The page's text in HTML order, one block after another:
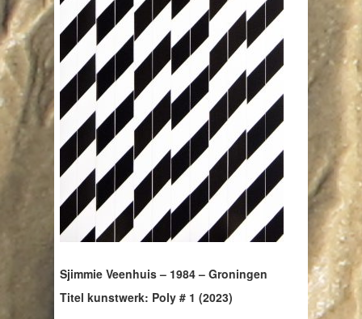
Sjimmie Veenhuis – 1984 – Groningen
Titel kunstwerk: Poly # 1 (2023)